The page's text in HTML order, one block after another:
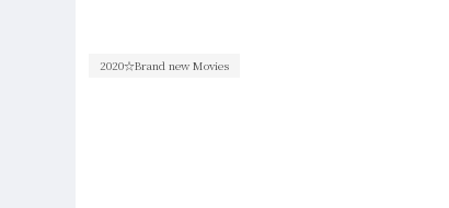
2020☆Brand new Movies